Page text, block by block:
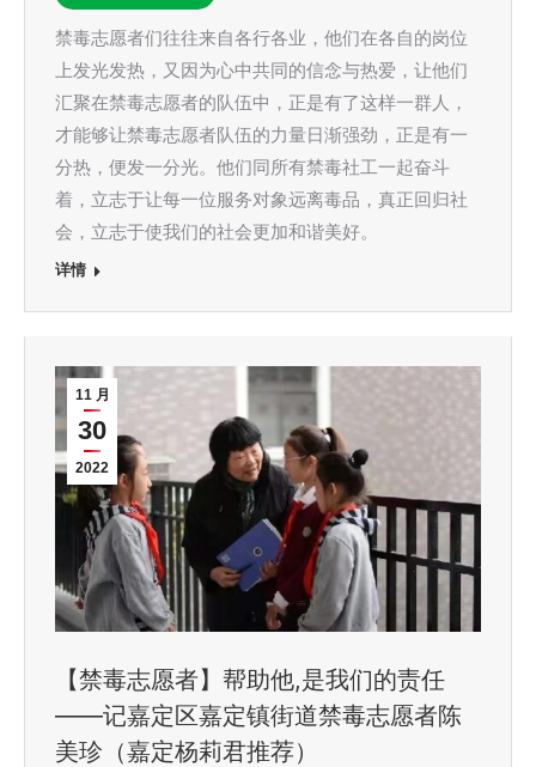
禁毒志愿者们往往来自各行各业，他们在各自的岗位
上发光发热，又因为心中共同的信念与热爱，让他们
汇聚在禁毒志愿者的队伍中，正是有了这样一群人，
才能够让禁毒志愿者队伍的力量日渐强劲，正是有一
分热，便发一分光。他们同所有禁毒社工一起奋斗
着，立志于让每一位服务对象远离毒品，真正回归社
会，立志于使我们的社会更加和谐美好。
详情
11 月
30
2022
【禁毒志愿者】帮助他,是我们的责任
——记嘉定区嘉定镇街道禁毒志愿者陈
美珍（嘉定杨莉君推荐）